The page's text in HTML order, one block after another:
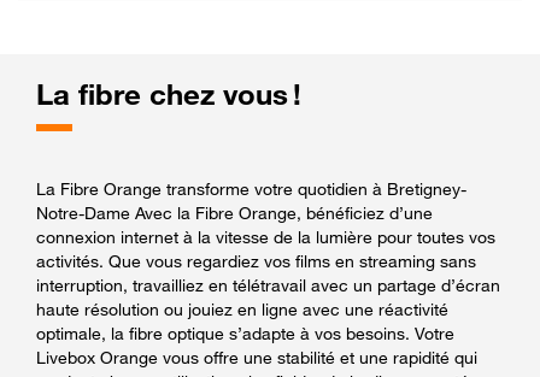
La fibre chez vous !
La Fibre Orange transforme votre quotidien à Bretigney-
Notre-Dame Avec la Fibre Orange, bénéficiez d’une
connexion internet à la vitesse de la lumière pour toutes vos
activités. Que vous regardiez vos films en streaming sans
interruption, travailliez en télétravail avec un partage d’écran
haute résolution ou jouiez en ligne avec une réactivité
optimale, la fibre optique s’adapte à vos besoins. Votre
Livebox Orange vous offre une stabilité et une rapidité qui